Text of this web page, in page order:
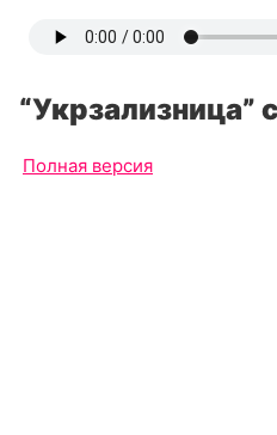
“Укрзализница”
Полная версия